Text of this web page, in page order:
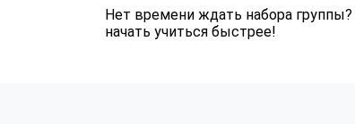
Нет времени ждать набора группы?
начать учиться быстрее!